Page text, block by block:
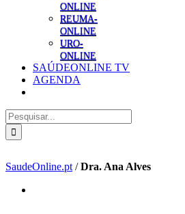
ONLINE
REUMA-
ONLINE
URO-
ONLINE
SAÚDEONLINE TV
AGENDA
Pesquisar
SaudeOnline.pt /Dra. Ana Alves